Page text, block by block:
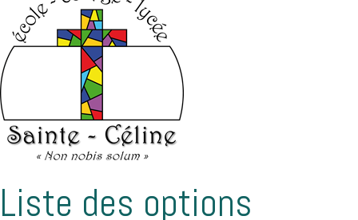
Liste des options